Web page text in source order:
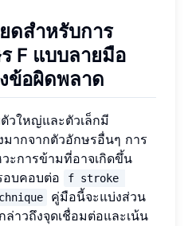
ดสำหรับการ
F แบบลายมือ
ข้อผิดพลาด
วใหญ่และตัวเล็กมี
มากจากตัวอักษรอื่นๆ การ
ะการข้ามที่อาจเกิดขึ้น
อบคอบต่อ
f stroke
คู่มือนี้จะแบ่งส่วน
ล่าวถึงจุดเชื่อมต่อและเน้น